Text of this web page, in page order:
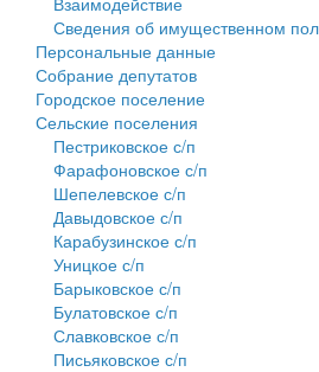
Сведения об имущественном
Персональные данные
Собрание депутатов
Городское поселение
Сельские поселения
Пестриковское с/п
Фарафоновское с/п
Шепелевское с/п
Давыдовское с/п
Карабузинское с/п
Уницкое с/п
Барыковское с/п
Булатовское с/п
Славковское с/п
Письяковское с/п